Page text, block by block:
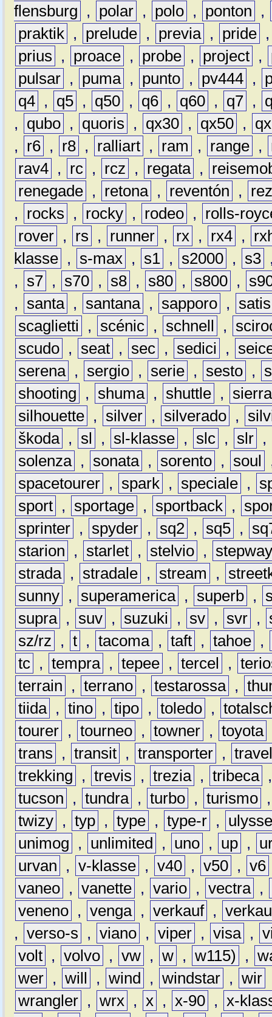
flensburg
, polar , polo , ponton
,
praktik , prelude , previa , pride
prius
, proace , probe , project ,
pulsar , puma , punto , pv444 ,
q4 , q5 , q50 , q6 , q60 , q7 ,
,
qubo , quoris , qx30 , qx50 ,
,
r6 , r8 , ralliart , ram , range ,
rav4 , rc , rcz , regata ,
renegade , retona , reventón ,
,
rocks , rocky , rodeo ,
rolls-
rover , rs , runner , rx , rx4 ,
klasse , s-max , s1 , s2000 , s3
,
s7 , s70 , s8 , s80 , s800 ,
,
santa , santana , sapporo ,
satis
scaglietti
, scénic , schnell ,
scudo , seat , sec , sedici ,
serena , sergio , serie , sesto ,
shooting
, shuma , shuttle ,
sierra
silhouette , silver , silverado ,
škoda , sl , sl-klasse , slc , slr ,
solenza , sonata , sorento , soul
spacetourer , spark , speciale ,
sport , sportage , sportback ,
sprinter , spyder , sq2 , sq5 ,
starion
, starlet , stelvio ,
strada , stradale , stream ,
sunny , superamerica , superb ,
supra , suv , suzuki , sv , svr ,
sz/rz
, t , tacoma , taft , tahoe ,
tc , tempra , tepee , tercel ,
terrain
, terrano , testarossa ,
tiida , tino , tipo , toledo ,
tourer , tourneo , towner , toyota
trans
, transit , transporter ,
trekking
, trevis , trezia , tribeca
tucson
, tundra , turbo , turismo
twizy , typ , type , type-r ,
unimog
, unlimited , uno , up ,
urvan
, v-klasse , v40 , v50 , v6
vaneo , vanette , vario , vectra ,
veneno , venga , verkauf ,
, verso-s , viano , viper , visa ,
volt , volvo , vw , w , w115) ,
wer , will , wind , windstar , wir
wrangler , wrx , x , x-90 , x-